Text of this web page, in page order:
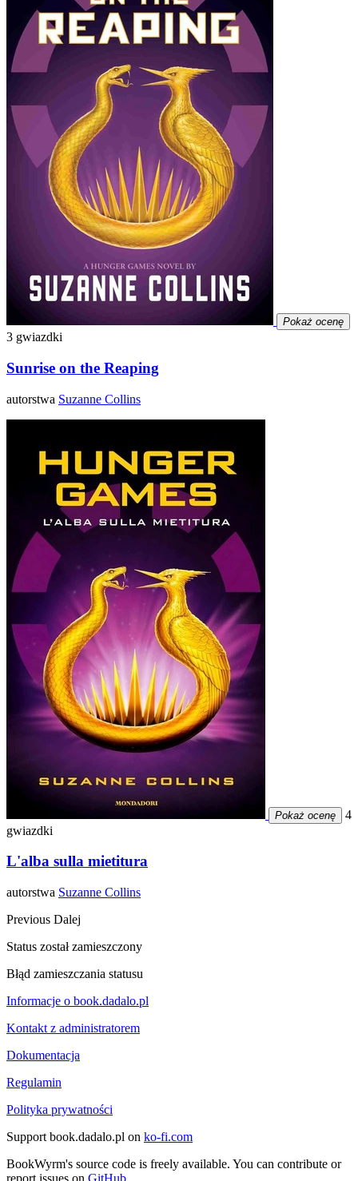
Pokaż ocenę
3 gwiazdki
Sunrise on the Reaping
autorstwa Suzanne Collins
Pokaż ocenę
4
gwiazdki
L'alba sulla mietitura
autorstwa Suzanne Collins
Previous Dalej
Status został zamieszczony
Błąd zamieszczania statusu
Informacje o book.dadalo.pl
Kontakt z administratorem
Dokumentacja
Regulamin
Polityka prywatności
Support book.dadalo.pl on ko-fi.com
BookWyrm's source code is freely available. You can contribute or
report issues on GitHub